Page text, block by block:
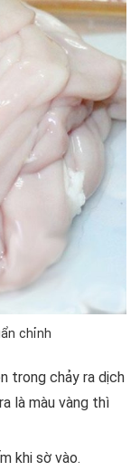
chỉnh
trong chảy ra dịch
là màu vàng thì
khi sờ vào.